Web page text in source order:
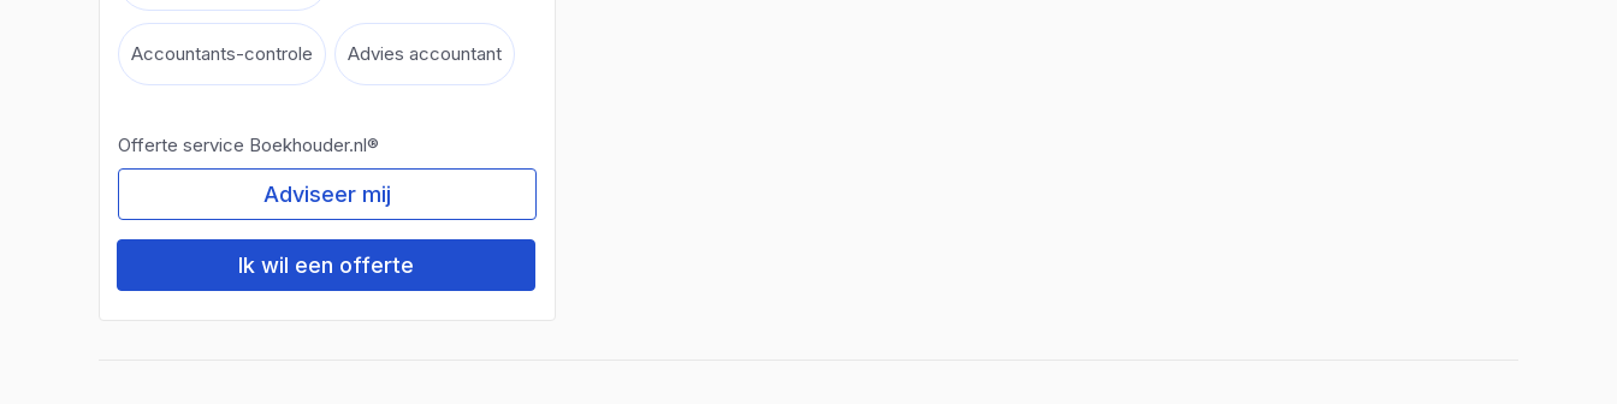
Accountants-controle Advies accountant
Offerte service Boekhouder.nl®
Adviseer mij
Ik wil een offerte